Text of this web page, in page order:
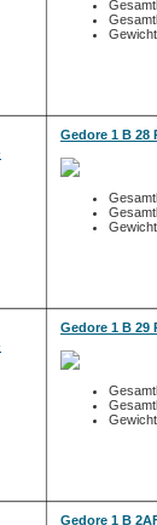
Gedore 1 B 28
Gedore 1 B 29
Gedore 1 B